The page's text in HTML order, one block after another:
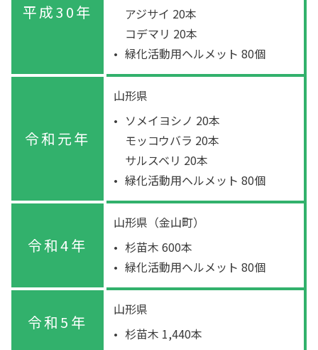
平成30年
アジサイ 20本
コデマリ 20本
緑化活動用ヘルメット 80個
令和元年
山形県
ソメイヨシノ 20本
モッコウバラ 20本
サルスベリ 20本
緑化活動用ヘルメット 80個
令和4年
山形県（金山町）
杉苗木 600本
緑化活動用ヘルメット 80個
令和5年
山形県
杉苗木 1,440本